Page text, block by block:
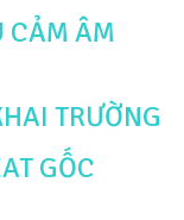
CẢM ÂM
TRƯỜNG
GỐC